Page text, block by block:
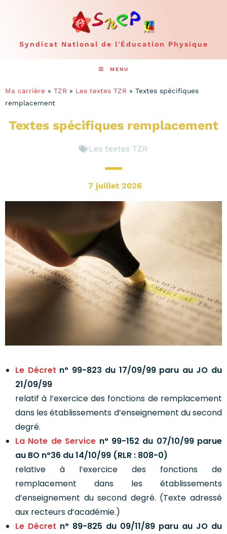
Syndicat National de l'Éducation Physique
MENU
Ma carrière » TZR » Les textes TZR » Textes spécifiques
remplacement
Textes spécifiques remplacement
Les textes TZR
7 juillet 2026
Le Décret n° 99-823 du 17/09/99 paru au JO du
21/09/99
relatif à l’exercice des fonctions de remplacement
dans les établissements d’enseignement du second
degré.
La Note de Service n° 99-152 du 07/10/99 parue
au BO n°36 du 14/10/99 (RLR : 808-0)
relative à l’exercice des fonctions de
remplacement dans les établissements
d’enseignement du second degré. (Texte adressé
aux recteurs d’académie.)
Le Décret n° 89-825 du 09/11/89 paru au JO du